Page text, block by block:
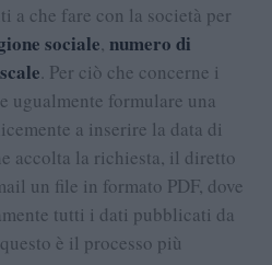
a che fare con la società per
sociale, numero di
. Per ciò che concerne i
ugualmente formulare una
a inserire la data di
accolta la richiesta, il diretto
un file in formato PDF, dove
tutti i dati pubblicati da
è il processo più